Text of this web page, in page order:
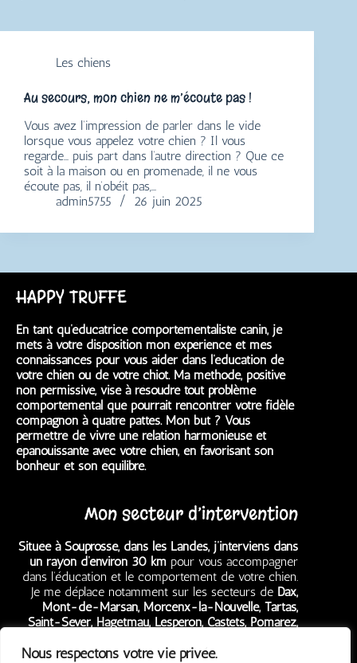
Nous respectons votre vie privée.
Les chiens
Au secours, mon chien ne m’écoute pas !
Vous avez l’impression de parler dans le vide
lorsque vous appelez votre chien ? Il vous
regarde… puis part dans l’autre direction ? Que ce
soit à la maison ou en promenade, il ne vous
écoute pas, il n’obéit pas,…
admin5755
26 juin 2025
HAPPY TRUFFE
En tant qu’éducatrice comportementaliste canin, je
mets à votre disposition mon expérience et mes
connaissances pour vous aider dans l’éducation de
votre chien ou de votre chiot. Ma méthode, positive
non permissive, vise à résoudre tout problème
comportemental que pourrait rencontrer votre fidèle
compagnon à quatre pattes. Mon but ? Vous
permettre de vivre une relation harmonieuse et
épanouissante avec votre chien, en favorisant son
bonheur et son équilibre.
Mon secteur d’intervention
Située à Souprosse, dans les Landes, j’interviens dans
un rayon d’environ 30 km pour vous accompagner
dans l’éducation et le comportement de votre chien.
Je me déplace notamment sur les secteurs de Dax,
Mont-de-Marsan, Morcenx-la-Nouvelle, Tartas,
Saint-Sever, Hagetmau, Lesperon, Castets, Pomarez,
Saturnin, Rion-des-Landes, Villeneuve-de-Marsan,